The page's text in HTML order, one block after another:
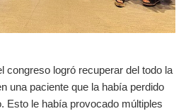
congreso logró recuperar del todo la
una paciente que la había perdido
Esto le había provocado múltiples